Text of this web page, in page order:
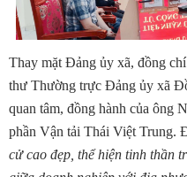
Thay mặt Đảng ủy xã, đồng
thư Thường trực Đảng ủy xã
quan tâm, đồng hành của ông
phần Vận tải Thái Việt Trung.
cử cao đẹp, thể hiện tinh thần